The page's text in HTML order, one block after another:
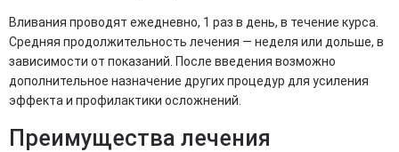
Вливания проводят ежедневно, 1 раз в день, в течение курса.
Средняя продолжительность лечения — неделя или дольше, в
зависимости от показаний. После введения возможно
дополнительное назначение других процедур для усиления
эффекта и профилактики осложнений.
Преимущества лечения